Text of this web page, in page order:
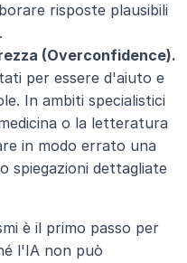
risposte plausibili
(Overconfidence).
per essere d'aiuto e
In ambiti specialistici
o la letteratura
in modo errato una
spiegazioni dettagliate
è il primo passo per
l'IA non può